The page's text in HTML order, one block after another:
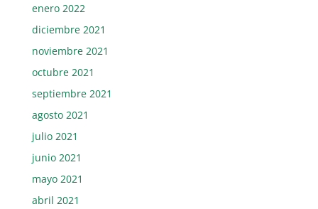
enero 2022
diciembre 2021
noviembre 2021
octubre 2021
septiembre 2021
agosto 2021
julio 2021
junio 2021
mayo 2021
abril 2021